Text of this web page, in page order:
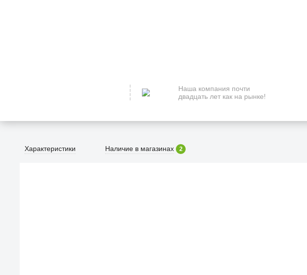
Наша компания почти
двадцать лет как на рынке!
Характеристики Наличие в магазинах 2